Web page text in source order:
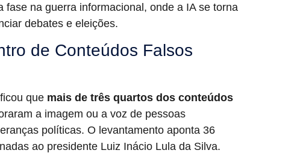
na guerra informacional, onde a IA se torna
debates e eleições.
de Conteúdos Falsos
que mais de três quartos dos conteúdos
a imagem ou a voz de pessoas
políticas. O levantamento aponta 36
ao presidente Luiz Inácio Lula da Silva.